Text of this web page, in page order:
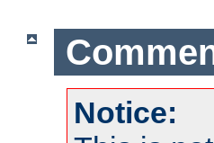
Notice: